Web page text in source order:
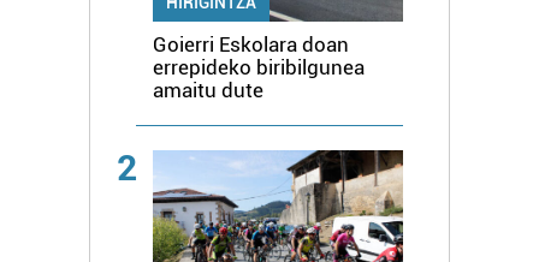
Goierri Eskolara doan
errepideko biribilgunea
amaitu dute
2